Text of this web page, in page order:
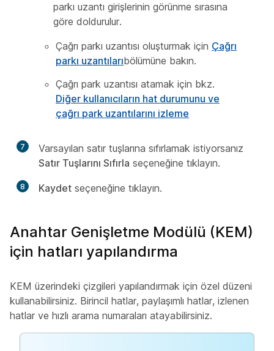
parkı uzantı girişlerinin görünme sırasına
göre doldurulur.
Çağrı parkı uzantısı oluşturmak için Çağrı
parkı uzantılarıbölümüne bakın.
Çağrı park uzantısı atamak için bkz.
Diğer kullanıcıların hat durumunu ve
çağrı park uzantılarını izleme
7
Varsayılan satır tuşlarına sıfırlamak istiyorsanız
Satır Tuşlarını Sıfırla seçeneğine tıklayın.
8 Kaydet seçeneğine tıklayın.
Anahtar Genişletme Modülü (KEM)
için hatları yapılandırma
KEM üzerindeki çizgileri yapılandırmak için özel düzeni
kullanabilirsiniz. Birincil hatlar, paylaşımlı hatlar, izlenen
hatlar ve hızlı arama numaraları atayabilirsiniz.